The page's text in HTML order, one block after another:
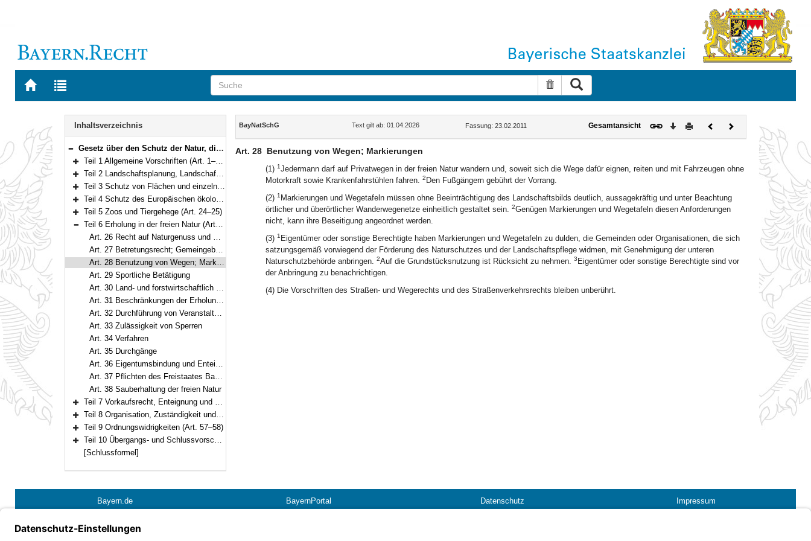
Zur
BAYERN.RECHT
Zur
letzten
Suche zurücksetzen
Navigation
Inhaltsverzeichnis
Bereich reduzieren
Gesetz über den Schutz der Natur, die Pflege der Landschaft und die Erholung in der freien Natur (Bayerisches Naturschutzgesetz – BayNatSchG) Vom 23. Februar 2011 (GVBl. S. 82) BayRS 791-1-U (Art. 1–61)
Bereich erweitern
Teil 1 Allgemeine Vorschriften (Art. 1–3a)
Bereich erweitern
Teil 2 Landschaftsplanung, Landschaftspflege und allgemeiner Schutz von Natur und Landschaft (Art. 4–11c)
Bereich erweitern
Teil 3 Schutz von Flächen und einzelnen Bestandteilen der Natur (Art. 12–19)
Bereich erweitern
Teil 4 Schutz des Europäischen ökologischen Netzes „Natura 2000“, gesetzlicher Schutz von Biotopen (Art. 20–23a)
Bereich erweitern
Teil 5 Zoos und Tiergehege (Art. 24–25)
Bereich reduzieren
Teil 6 Erholung in der freien Natur (Art. 26–38)
Art. 26 Recht auf Naturgenuss und Erholung (Art. 26 Abs. 1 Satz 2 abweichend von § 59 Abs. 2 Satz 1 BNatSchG)
Art. 27 Betretungsrecht; Gemeingebrauch an Gewässern
Art. 28 Benutzung von Wegen; Markierungen
Art. 29 Sportliche Betätigung
Art. 30 Land- und forstwirtschaftlich genutzte Flächen
Art. 31 Beschränkungen der Erholung in der freien Natur
Art. 32 Durchführung von Veranstaltungen
Art. 33 Zulässigkeit von Sperren
Art. 34 Verfahren
Art. 35 Durchgänge
Art. 36 Eigentumsbindung und Enteignung
Art. 37 Pflichten des Freistaates Bayern und der Gebietskörperschaften (abweichend von § 62 BNatSchG)
Art. 38 Sauberhaltung der freien Natur
Bereich erweitern
Teil 7 Vorkaufsrecht, Enteignung und Erschwernisausgleich (Art. 39–42)
Bereich erweitern
Teil 8 Organisation, Zuständigkeit und Verfahren (Art. 43–56)
Bereich erweitern
Teil 9 Ordnungswidrigkeiten (Art. 57–58)
Bereich erweitern
Teil 10 Übergangs- und Schlussvorschriften (Art. 59–61)
[Schlussformel]
Inhalt
BayNatSchG Text gilt ab: 01.04.2026 Fassung: 23.02.2011 Gesamtansicht Download
DruckenVorherigesNächstes
Dokument
Art. 28 Benutzung von Wegen; Markierungen
(1) 1Jedermann darf auf Privatwegen in der freien Natur wandern und, soweit sich die Wege dafür eignen, reiten und mit Fahrzeugen ohne
Motorkraft sowie Krankenfahrstühlen fahren. 2 Den Fußgängern gebührt der Vorrang.
(2) 1 Markierungen und Wegetafeln müssen ohne Beeinträchtigung des Landschaftsbilds deutlich, aussagekräftig und unter Beachtung
örtlicher und überörtlicher Wanderwegenetze einheitlich gestaltet sein. 2Genügen Markierungen und Wegetafeln diesen Anforderungen
nicht, kann ihre Beseitigung angeordnet werden.
(3) 1 Eigentümer oder sonstige Berechtigte haben Markierungen und Wegetafeln zu dulden, die Gemeinden oder Organisationen, die sich
satzungsgemäß vorwiegend der Förderung des Naturschutzes und der Landschaftspflege widmen, mit Genehmigung der unteren
Naturschutzbehörde anbringen. 2Auf die Grundstücksnutzung ist Rücksicht zu nehmen. 3 Eigentümer oder sonstige Berechtigte sind vor
der Anbringung zu benachrichtigen.
(4) Die Vorschriften des Straßen- und Wegerechts und des Straßenverkehrsrechts bleiben unberührt.
Bayern.de BayernPortal Datenschutz
Impressum